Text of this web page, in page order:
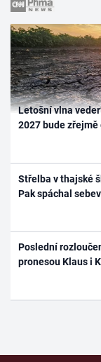
Letošní vlna
2027 bude
Střelba v thajské
Pak spáchal
Poslední
pronesou Klaus i